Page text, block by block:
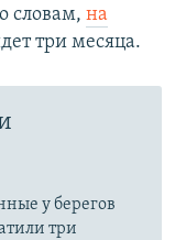
словам, на
три месяца.
у берегов
три